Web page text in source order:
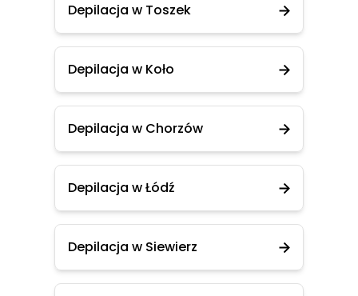
Depilacja w Toszek
Depilacja w Koło
Depilacja w Chorzów
Depilacja w Łódź
Depilacja w Siewierz